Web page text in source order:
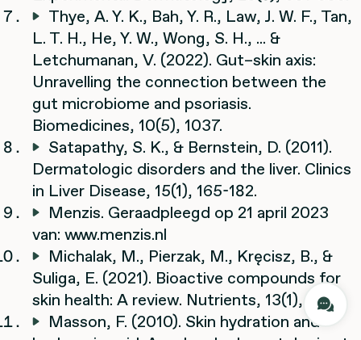
Thye, A. Y. K., Bah, Y. R., Law, J. W. F., Tan,
L. T. H., He, Y. W., Wong, S. H., ... &
Letchumanan, V. (2022). Gut–skin axis:
Unravelling the connection between the
gut microbiome and psoriasis.
Biomedicines, 10(5), 1037.
Satapathy, S. K., & Bernstein, D. (2011).
Dermatologic disorders and the liver. Clinics
in Liver Disease, 15(1), 165-182.
Menzis. Geraadpleegd op 21 april 2023
van: www.menzis.nl
Michalak, M., Pierzak, M., Kręcisz, B., &
Suliga, E. (2021). Bioactive compounds for
skin health: A review. Nutrients, 13(1), 203.
Masson, F. (2010). Skin hydration and